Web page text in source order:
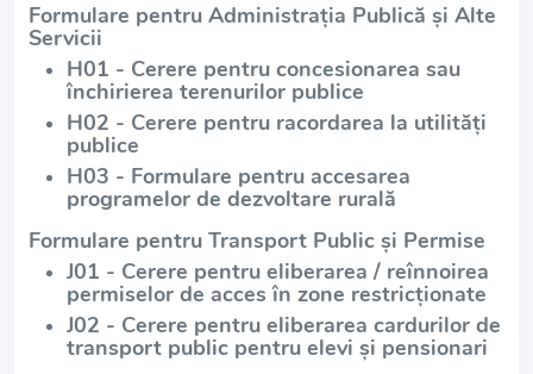
Formulare pentru Administrația Publică și Alte
Servicii
H01 - Cerere pentru concesionarea sau
închirierea terenurilor publice
H02 - Cerere pentru racordarea la utilități
publice
H03 - Formulare pentru accesarea
programelor de dezvoltare rurală
Formulare pentru Transport Public și Permise
J01 - Cerere pentru eliberarea / reînnoirea
permiselor de acces în zone restricționate
J02 - Cerere pentru eliberarea cardurilor de
transport public pentru elevi și pensionari